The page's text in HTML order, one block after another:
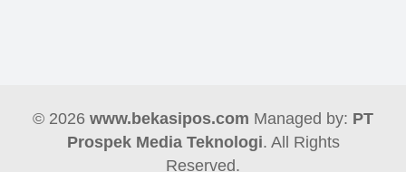
© 2026 www.bekasipos.com Managed by: PT
Prospek Media Teknologi. All Rights
Reserved.